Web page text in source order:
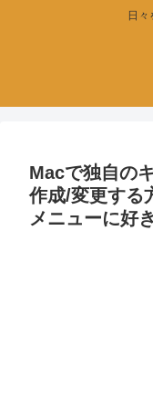
日々
Macで独自の
作成/変更する
メニューに好